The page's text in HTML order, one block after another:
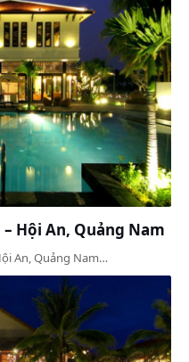
Hội An, Quảng Nam
An, Quảng Nam…